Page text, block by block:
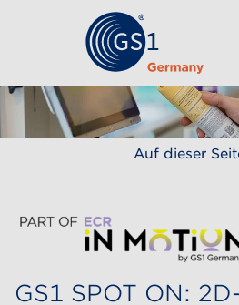
Auf dieser
GS1 SPOT ON: